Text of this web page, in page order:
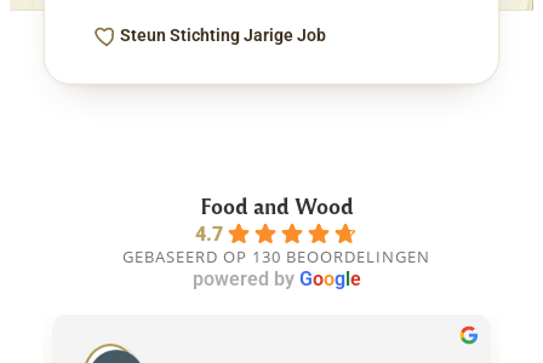
Steun Stichting Jarige Job
Food and Wood
4.7
GEBASEERD OP 130 BEOORDELINGEN
powered by Googl e